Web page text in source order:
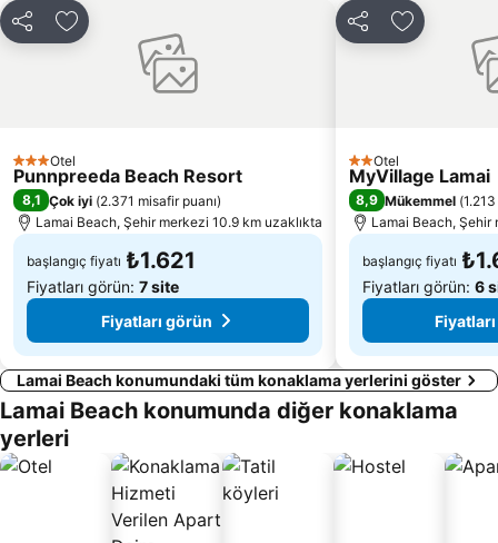
Paylaş Favorilerime ekle
3 Yıldız
Otel
Punnpreeda Beach Resort
8,1 Çok iyi (2.371 misafir puanı)
Lamai Beach, Şehir merkezi 10.9 km uzaklıkta
başlangıç fiyatı ₺1.621
Fiyatları görün: 7 site
Fiyatları görün
Paylaş
2 Yıldız
Otel
MyVillage Lamai
8,9 Mükemmel (
Lamai Beach,
başlangıç fiyatı
Fiyatları görün: 6
Lamai Beach konumundaki tüm konaklama yerlerini göster
Lamai Beach konumunda diğer konaklama
yerleri